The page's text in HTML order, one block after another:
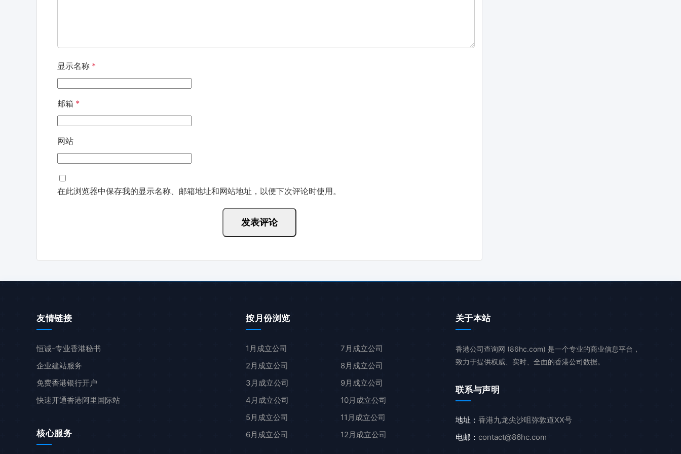
显示名称 *
邮箱 *
网站
在此浏览器中保存我的显示名称、邮箱地址和网站地址，以便下次评论时使用。
友情链接
恒诚-专业香港秘书
企业建站服务
免费香港银行开户
快速开通香港阿里国际站
核心服务
按月份浏览
1月成立公司
2月成立公司
3月成立公司
4月成立公司
5月成立公司
6月成立公司
7月成立公司
8月成立公司
9月成立公司
10月成立公司
11月成立公司
12月成立公司
关于本站
香港公司查询网 (86hc.com) 是一个专业的商业信息平台，
致力于提供权威、实时、全面的香港公司数据。
联系与声明
地址： 香港九龙尖沙咀弥敦道XX号
电邮： contact@86hc.com